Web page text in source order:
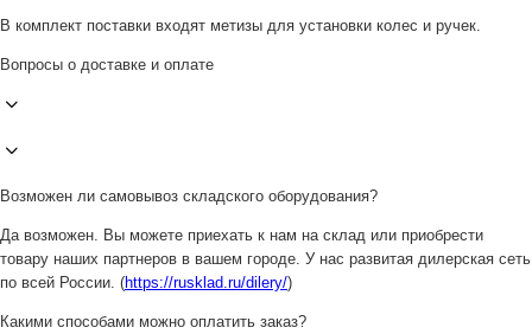
В комплект поставки входят метизы для установки колес и ручек.
Вопросы о доставке и оплате
Возможен ли самовывоз складского оборудования?
Да возможен. Вы можете приехать к нам на склад или приобрести
товару наших партнеров в вашем городе. У нас развитая дилерская сеть
по всей России. (https://rusklad.ru/dilery/)
Какими способами можно оплатить заказ?